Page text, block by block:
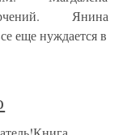
Янина
еще нуждается в